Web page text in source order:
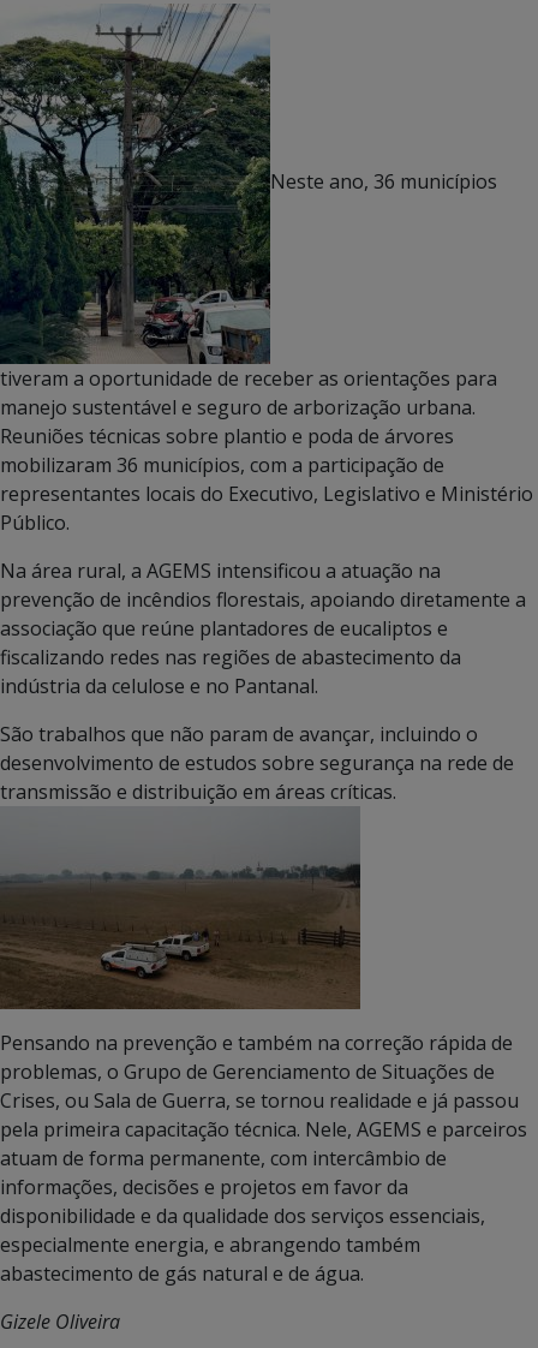
Neste ano, 36 municípios
tiveram a oportunidade de receber as orientações para
manejo sustentável e seguro de arborização urbana.
Reuniões técnicas sobre plantio e poda de árvores
mobilizaram 36 municípios, com a participação de
representantes locais do Executivo, Legislativo e Ministério
Público.
Na área rural, a AGEMS intensificou a atuação na
prevenção de incêndios florestais, apoiando diretamente a
associação que reúne plantadores de eucaliptos e
fiscalizando redes nas regiões de abastecimento da
indústria da celulose e no Pantanal.
São trabalhos que não param de avançar, incluindo o
desenvolvimento de estudos sobre segurança na rede de
transmissão e distribuição em áreas críticas.
Pensando na prevenção e também na correção rápida de
problemas, o Grupo de Gerenciamento de Situações de
Crises, ou Sala de Guerra, se tornou realidade e já passou
pela primeira capacitação técnica. Nele, AGEMS e parceiros
atuam de forma permanente, com intercâmbio de
informações, decisões e projetos em favor da
disponibilidade e da qualidade dos serviços essenciais,
especialmente energia, e abrangendo também
abastecimento de gás natural e de água.
Gizele Oliveira